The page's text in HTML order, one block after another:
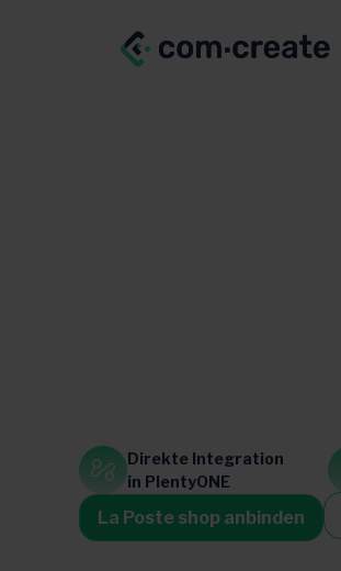
Direkte Integration
in PlentyONE
La Poste shop anbinden